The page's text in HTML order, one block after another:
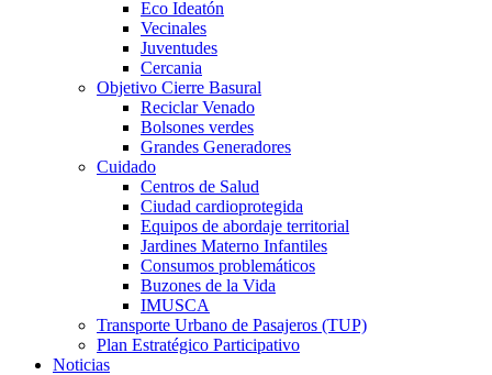
Eco Ideatón
Vecinales
Juventudes
Cercania
Objetivo Cierre Basural
Reciclar Venado
Bolsones verdes
Grandes Generadores
Cuidado
Centros de Salud
Ciudad cardioprotegida
Equipos de abordaje territorial
Jardines Materno Infantiles
Consumos problemáticos
Buzones de la Vida
IMUSCA
Transporte Urbano de Pasajeros (TUP)
Plan Estratégico Participativo
Noticias